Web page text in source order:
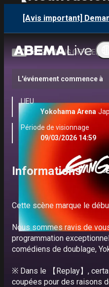
[Avis important]
OPENING of
STREAMING OFFICIEL
L'événement commence à
LIEU
Yokohama Arena
Période de visionnage
09/03/2026 14:59
Informations
Cette scène marque le
Nous sommes ravis de
programmation
comédiens de doublage,
※ Dans le 【Replay】,
coupées pour des raisons